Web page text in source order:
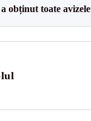
obținut toate avizele